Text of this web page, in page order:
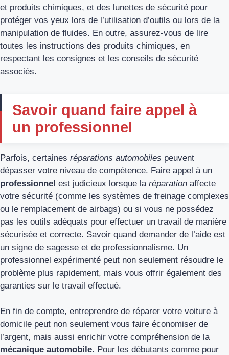
et produits chimiques, et des lunettes de sécurité pour
protéger vos yeux lors de l’utilisation d’outils ou lors de la
manipulation de fluides. En outre, assurez-vous de lire
toutes les instructions des produits chimiques, en
respectant les consignes et les conseils de sécurité
associés.
Savoir quand faire appel à
un professionnel
Parfois, certaines réparations automobiles peuvent
dépasser votre niveau de compétence. Faire appel à un
professionnel est judicieux lorsque la réparation affecte
votre sécurité (comme les systèmes de freinage complexes
ou le remplacement de airbags) ou si vous ne possédez
pas les outils adéquats pour effectuer un travail de manière
sécurisée et correcte. Savoir quand demander de l’aide est
un signe de sagesse et de professionnalisme. Un
professionnel expérimenté peut non seulement résoudre le
problème plus rapidement, mais vous offrir également des
garanties sur le travail effectué.
En fin de compte, entreprendre de réparer votre voiture à
domicile peut non seulement vous faire économiser de
l’argent, mais aussi enrichir votre compréhension de la
mécanique automobile. Pour les débutants comme pour